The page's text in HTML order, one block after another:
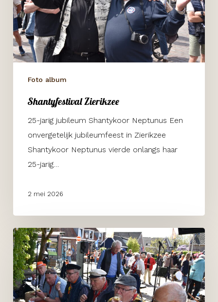
Foto album
Shantyfestival Zierikzee
25-jarig jubileum Shantykoor Neptunus Een
onvergetelijk jubileumfeest in Zierikzee
Shantykoor Neptunus vierde onlangs haar
25-jarig…
2 mei 2026
Koningsdag
Kethel